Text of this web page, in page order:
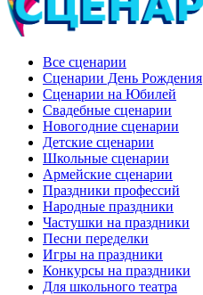
Все сценарии
Сценарии День Рождения
Сценарии на Юбилей
Свадебные сценарии
Новогодние сценарии
Детские сценарии
Школьные сценарии
Армейские сценарии
Праздники профессий
Народные праздники
Частушки на праздники
Песни переделки
Игры на праздники
Конкурсы на праздники
Для школьного театра